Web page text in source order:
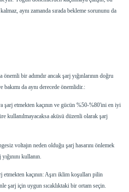
aynı zamanda sırada bekleme sorununu da
bir adımdır ancak şarj yığınlarının doğru
bakımı da aynı derecede önemlidir.:
şarj etmekten kaçının ve gücün %50-%80'ini en iyi
kullanılmayacaksa aküsü düzenli olarak şarj
voltajın neden olduğu şarj hasarını önlemek
kullanın.
kaçının: Aşırı iklim koşulları pilin
şarj için uygun sıcaklıktaki bir ortam seçin.